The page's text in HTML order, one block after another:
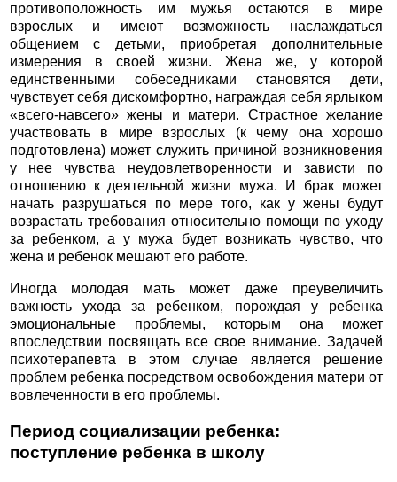
противоположность им мужья остаются в мире
взрослых и имеют возможность наслаждаться
общением с детьми, приобретая дополнительные
измерения в своей жизни. Жена же, у которой
единственными собеседниками становятся дети,
чувствует себя дискомфортно, награждая себя ярлыком
«всего-навсего» жены и матери. Страстное желание
участвовать в мире взрослых (к чему она хорошо
подготовлена) может служить причиной возникновения
у нее чувства неудовлетворенности и зависти по
отношению к деятельной жизни мужа. И брак может
начать разрушаться по мере того, как у жены будут
возрастать требования относительно помощи по уходу
за ребенком, а у мужа будет возникать чувство, что
жена и ребенок мешают его работе.
Иногда молодая мать может даже преувеличить
важность ухода за ребенком, порождая у ребенка
эмоциональные проблемы, которым она может
впоследствии посвящать все свое внимание. Задачей
психотерапевта в этом случае является решение
проблем ребенка посредством освобождения матери от
вовлеченности в его проблемы.
Период социализации ребенка:
поступление ребенка в школу